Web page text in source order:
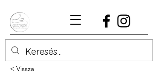
< Vissza